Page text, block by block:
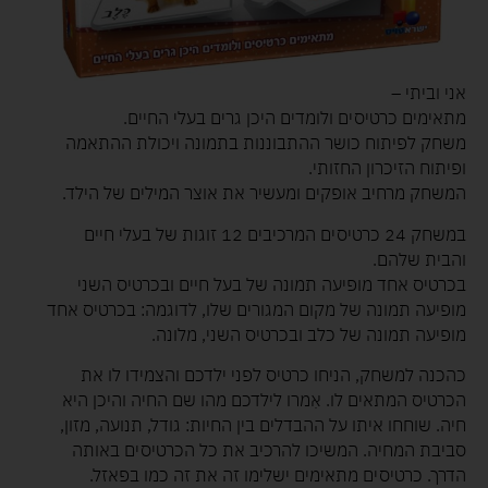
אני וביתי –
מתאימים כרטיסים ולומדים היכן גרים בעלי החיים.
משחק לפיתוח כושר ההתבוננות בתמונה ויכולת ההתאמה
ופיתוח הזיכרון החזותי.
המשחק מרחיב אופקים ומעשיר את אוצר המילים של הילד.
במשחק 24 כרטיסים המרכיבים 12 זוגות של בעלי חיים
והבית שלהם.
בכרטיס אחד מופיעה תמונה של בעל חיים ובכרטיס השני
מופיעה תמונה של מקום המגורים שלו, לדוגמה: בכרטיס אחד
מופיעה תמונה של כלב ובכרטיס השני, מלונה.
כהכנה למשחק, הניחו כרטיס לפני ילדכם והצמידו לו את
הכרטיס המתאים לו. אִמרו לילדכם מהו שם החיה והיכן היא
חיה. שוחחו איתו על ההבדלים בין החיות: גודל, תנועה, מזון,
סביבת המחיה. המשיכו להרכיב את כל הכרטיסים באותה
הדרך. כרטיסים מתאימים ישלימו זה את זה כמו בפאזל.